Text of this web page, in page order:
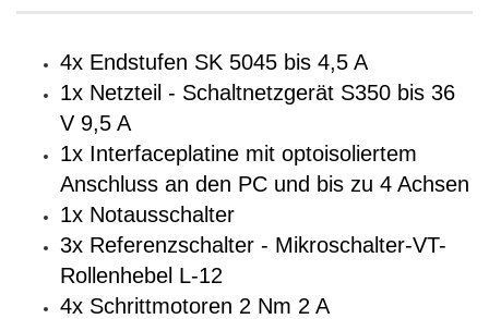
4x Endstufen SK 5045 bis 4,5 A
1x Netzteil - Schaltnetzgerät S350 bis 36
V 9,5 A
1x Interfaceplatine mit optoisoliertem
Anschluss an den PC und bis zu 4 Achsen
1x Notausschalter
3x Referenzschalter - Mikroschalter-VT-
Rollenhebel L-12
4x Schrittmotoren 2 Nm 2 A